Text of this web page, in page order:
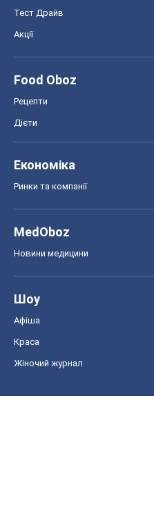
Тест Драйв
Акції
Food Oboz
Рецепти
Дієти
Економіка
Ринки та компанії
MedOboz
Новини медицини
Шоу
Афіша
Краса
Жіночий журнал